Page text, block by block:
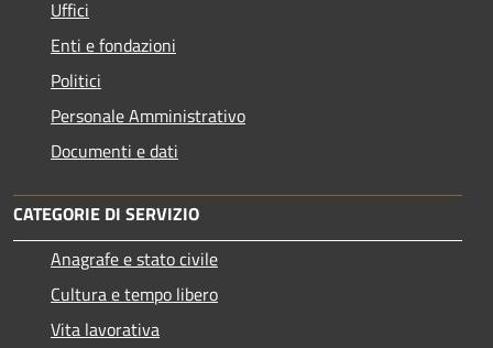
Uffici
Enti e fondazioni
Politici
Personale Amministrativo
Documenti e dati
CATEGORIE DI SERVIZIO
Anagrafe e stato civile
Cultura e tempo libero
Vita lavorativa